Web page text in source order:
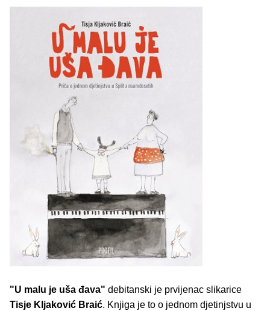
"U malu je uša đava" debitanski je prvijenac slikarice
Tisje Kljaković Braić. Knjiga je to o jednom djetinjstvu u